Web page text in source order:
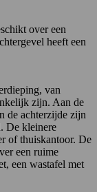
over een
heeft een
van
zijn. Aan de
de achterzijde zijn
De kleinere
of thuiskantoor. De
een ruime
een wastafel met